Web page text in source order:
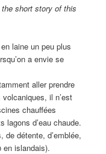
short story of this
laine un peu plus
a envie se
aller prendre
il n’est
chauffées
lagons d’eau chaude.
de détente, d’emblée,
en islandais).